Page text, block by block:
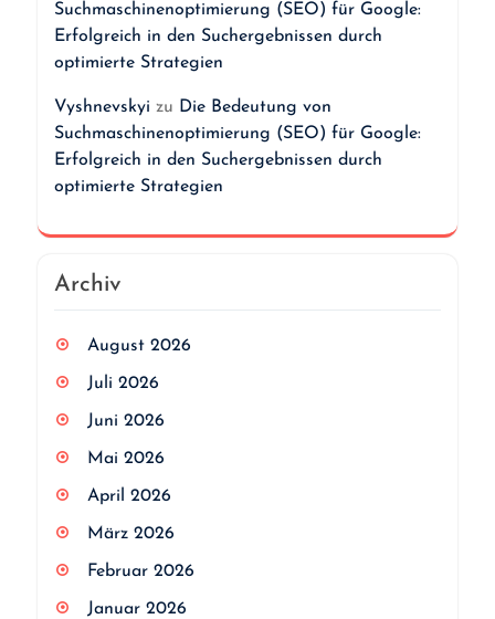
Suchmaschinenoptimierung (SEO) für Google:
Erfolgreich in den Suchergebnissen durch
optimierte Strategien
Vyshnevskyi zu Die Bedeutung von
Suchmaschinenoptimierung (SEO) für Google:
Erfolgreich in den Suchergebnissen durch
optimierte Strategien
Archiv
August 2026
Juli 2026
Juni 2026
Mai 2026
April 2026
März 2026
Februar 2026
Januar 2026